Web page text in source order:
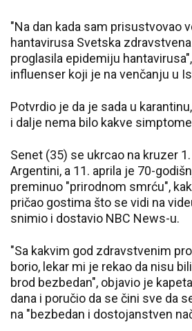
"Na dan kada sam prisustvovao
hantavirusa Svetska
proglasila epidemiju
influenser koji je na venčanju u
Potvrdio je da je sada u
i dalje nema bilo kakve
Senet (35) se ukrcao na kruzer 1.
Argentini, a 11. aprila je 70-
preminuo "prirodnom smrću",
pričao gostima što se vidi na
snimio i dostavio NBC News-u.
"Sa kakvim god zdravstvenim
borio, lekar mi je rekao da nisu
brod bezbedan", objavio je
dana i poručio da se čini sve da
na "bezbedan i dostojanstven